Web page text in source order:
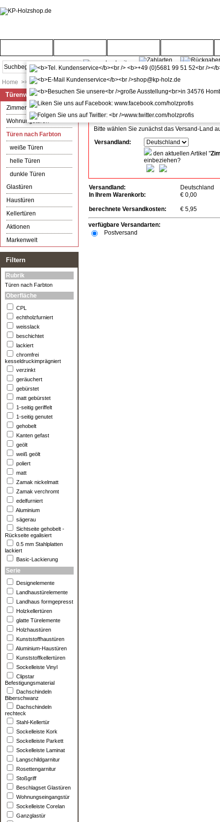
Home >> Türenwelt >> Türen nach Farbton
Versandkosten-Info
Alle angegebenen Preise verstehen sich inkl.
Bitte wählen Sie zunächst das Versand-Land
Versandland:
den aktuellen Artikel "
einbeziehen?
Versandland:
Deutschland
In Ihrem Warenkorb:
€ 0,00
berechnete Versandkosten: € 5,95
verfügbare Versandarten:
Postversand
Türenwelt
Zimmertüren
Wohnungstüren
Türen nach Farbton
weiße Türen
helle Türen
dunkle Türen
Glastüren
Haustüren
Kellertüren
Aktionen
Markenwelt
Filtern
Rubrik
Türen nach Farbton
Oberfläche
CPL
echtholzfurniert
weisslack
beschichtet
lackiert
chromfrei
kesseldruckimprägniert
verzinkt
geräuchert
gebürstet
matt gebürstet
1-seitig geriffelt
1-seitig genutet
gehobelt
Kanten gefast
geölt
weiß geölt
poliert
matt
Zamak nickelmatt
Zamak verchromt
edelfurniert
Aluminium
sägerau
Sichtseite gehobelt -
Rückseite egalisiert
0.5 mm Stahlplatten
lackiert
Basic-Lackierung
Serie
Designelemente
Landhaustürelemente
Landhaus formgepresst
Holzkellertüren
glatte Türelemente
Holzhaustüren
Kunststoffhaustüren
Aluminium-Haustüren
Kunststoffkellertüren
Sockelleiste Vinyl
Clipstar
Befestigungsmaterial
Dachschindeln
Biberschwanz
Dachschindeln
rechteck
Stahl-Kellertür
Sockelleiste Kork
Sockelleiste Parkett
Sockelleiste Laminat
Langschildgarnitur
Rosettengarnitur
Stoßgriff
Beschlagset Glastüren
Wohnungseingangstür
Sockelleiste Corelan
Ganzglastür